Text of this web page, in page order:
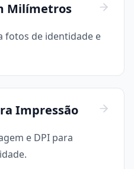
Milímetros
fotos de identidade e
Impressão
e DPI para